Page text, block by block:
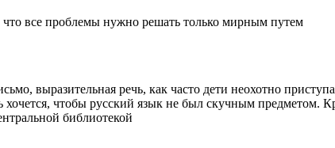
все проблемы нужно решать только мирным путем
выразительная речь, как часто дети неохотно
чтобы русский язык не был скучным предметом.
библиотекой